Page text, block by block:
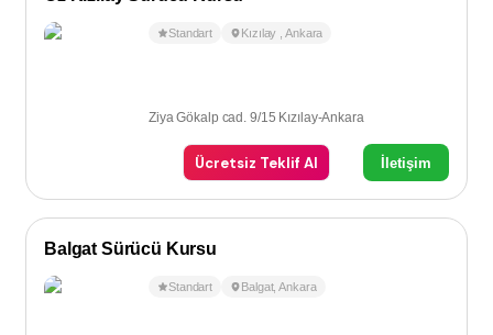
Standart Kızılay ,Ankara
Ziya Gökalp cad. 9/15 Kızılay-Ankara
Ücretsiz Teklif Al İletişim
Balgat Sürücü Kursu
Standart Balgat,Ankara